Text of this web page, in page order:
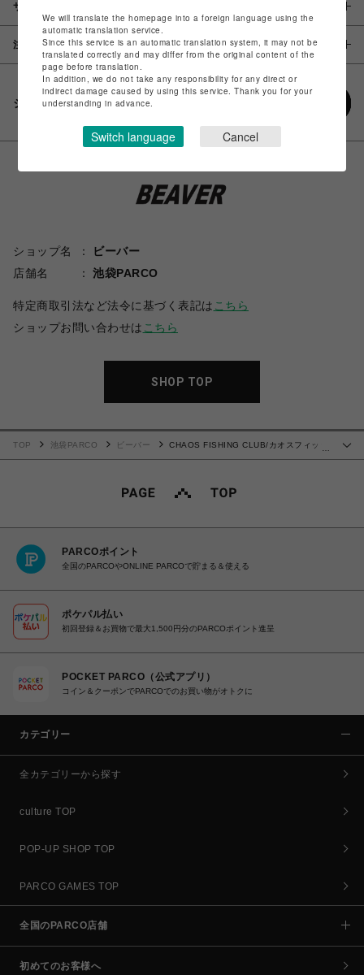
サイズ
注意事項
シェアする
ショップ名
ビーバー
店舗名
池袋PARCO
特定商取引法など法令に基づく表記は こちら
ショップお問い合わせは こちら
SHOP TOP
TOP 池袋PARCO ビーバー
CHAOS FISHING CLUB/カオスフィッシ
PARCOポイント
全国のPARCOやONLINE PARCOで貯まる＆使える
ポケパル払い
初回登録＆お買物で最大1,500円分のPARCOポイント進呈
POCKET PARCO（公式アプリ）
コイン＆クーポンでPARCOでのお買い物がオトクに
カテゴリー
全カテゴリーから探す
culture TOP
POP-UP SHOP TOP
PARCO GAMES TOP
全国のPARCO店舗
初めてのお客様へ
We will translate the homepage into a foreign language using the
automatic translation service.
Since this service is an automatic translation system, it may not be
translated correctly and may differ from the original content of the
page before translation.
In addition, we do not take any responsibility for any direct or
indirect damage caused by using this service. Thank you for your
understanding in advance.
Switch language Cancel